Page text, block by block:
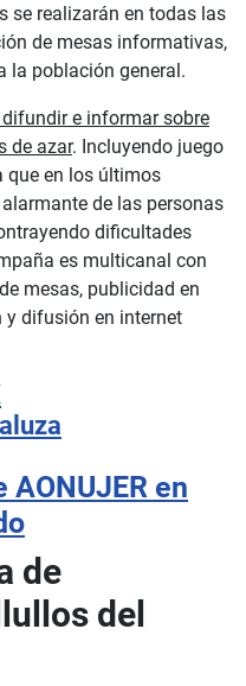
se realizarán en todas las
de mesas informativas,
la población general.
e informar sobre
de azar. Incluyendo juego
que en los últimos
de las personas
dificultades
es multicanal con
mesas, publicidad en
difusión en internet
en
de
del